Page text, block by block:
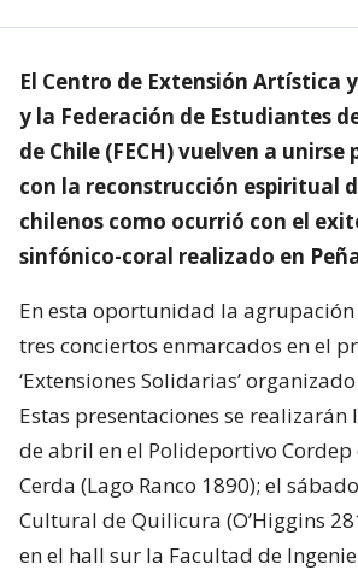
El Centro de Extensión Artística
y la Federación de Estudiantes
de Chile (FECH) vuelven a
con la reconstrucción espiritual
chilenos como ocurrió con el
sinfónico-coral realizado en
En esta oportunidad la
tres conciertos enmarcados en el
‘Extensiones Solidarias’
Estas presentaciones se realizarán
de abril en el Polideportivo
Cerda (Lago Ranco 1890); el
Cultural de Quilicura (O’Higgins
en el hall sur la Facultad de